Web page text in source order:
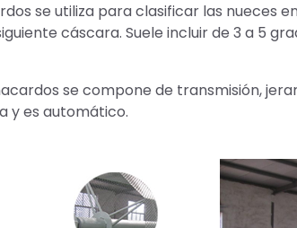
se utiliza para clasificar las nueces
cáscara. Suele incluir de 3 a 5
se compone de transmisión,
y es automático.